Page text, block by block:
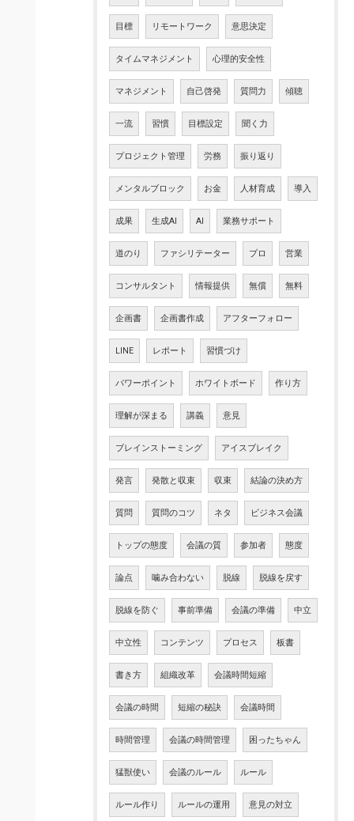
目標 リモートワーク 意思決定
タイムマネジメント 心理的安全性
マネジメント 自己啓発 質問力 傾聴
一流 習慣 目標設定 聞く力
プロジェクト管理 労務 振り返り
メンタルブロック お金 人材育成 導入
成果 生成AI AI 業務サポート
道のり ファシリテーター プロ 営業
コンサルタント 情報提供 無償 無料
企画書 企画書作成 アフターフォロー
LINE レポート 習慣づけ
パワーポイント ホワイトボード 作り方
理解が深まる 講義 意見
ブレインストーミング アイスブレイク
発言 発散と収束 収束 結論の決め方
質問 質問のコツ ネタ ビジネス会議
トップの態度 会議の質 参加者 態度
論点 噛み合わない 脱線 脱線を戻す
脱線を防ぐ 事前準備 会議の準備 中立
中立性 コンテンツ プロセス 板書
書き方 組織改革 会議時間短縮
会議の時間 短縮の秘訣 会議時間
時間管理 会議の時間管理 困ったちゃん
猛獣使い 会議のルール ルール
ルール作り ルールの運用 意見の対立